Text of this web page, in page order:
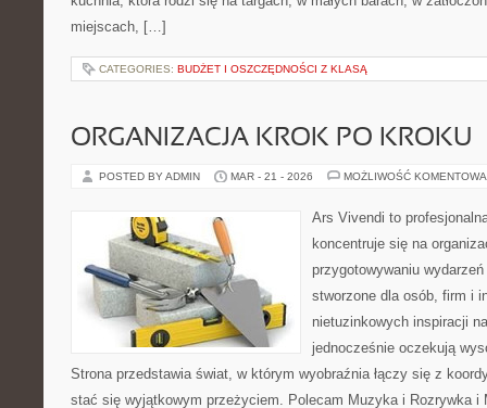
miejscach, […]
CATEGORIES: BUDŻET I OSZCZĘDNOŚCI Z KLASĄ
ORGANIZACJA KROK PO KROKU
POSTED BY ADMIN MAR - 21 - 2026 MOŻLIWOŚĆ
Ars Vivendi to
koncentruje się na
przygotowywaniu
stworzone dla osób, firm i
nietuzinkowych inspiracji
jednocześnie oczekują
Strona przedstawia świat, w którym wyobraźnia łączy się z
stać się wyjątkowym przeżyciem. Polecam Muzyka i Rozrywka i